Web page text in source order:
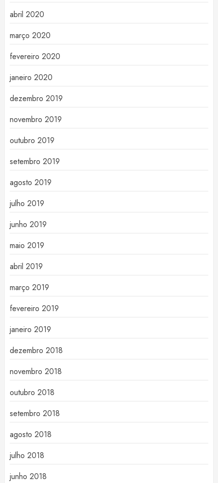
abril 2020
março 2020
fevereiro 2020
janeiro 2020
dezembro 2019
novembro 2019
outubro 2019
setembro 2019
agosto 2019
julho 2019
junho 2019
maio 2019
abril 2019
março 2019
fevereiro 2019
janeiro 2019
dezembro 2018
novembro 2018
outubro 2018
setembro 2018
agosto 2018
julho 2018
junho 2018